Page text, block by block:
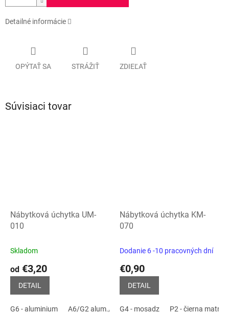
Detailné informácie
OPÝTAŤ SA STRÁŽIŤ ZDIEĽAŤ
Súvisiaci tovar
Nábytková úchytka UM-
010
Skladom
od €3,20
DETAIL
G6 - aluminium A6/G2 alum./chróm P2 - čierna matná
Nábytková úchytka KM-
070
Dodanie 6 -10 pracovných dní
€0,90
DETAIL
G4 - mosadz P2 - čierna matná